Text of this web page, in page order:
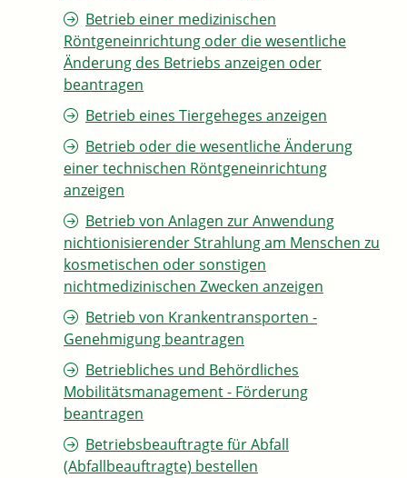
Betrieb einer medizinischen
Röntgeneinrichtung oder die wesentliche
Änderung des Betriebs anzeigen oder
beantragen
Betrieb eines Tiergeheges anzeigen
Betrieb oder die wesentliche Änderung
einer technischen Röntgeneinrichtung
anzeigen
Betrieb von Anlagen zur Anwendung
nichtionisierender Strahlung am Menschen zu
kosmetischen oder sonstigen
nichtmedizinischen Zwecken anzeigen
Betrieb von Krankentransporten -
Genehmigung beantragen
Betriebliches und Behördliches
Mobilitätsmanagement - Förderung
beantragen
Betriebsbeauftragte für Abfall
(Abfallbeauftragte) bestellen